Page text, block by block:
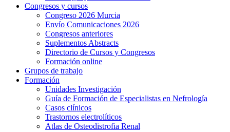
Congresos y cursos
Congreso 2026 Murcia
Envío Comunicaciones 2026
Congresos anteriores
Suplementos Abstracts
Directorio de Cursos y Congresos
Formación online
Grupos de trabajo
Formación
Unidades Investigación
Guía de Formación de Especialistas en Nefrología
Casos clínicos
Trastornos electrolíticos
Atlas de Osteodistrofia Renal